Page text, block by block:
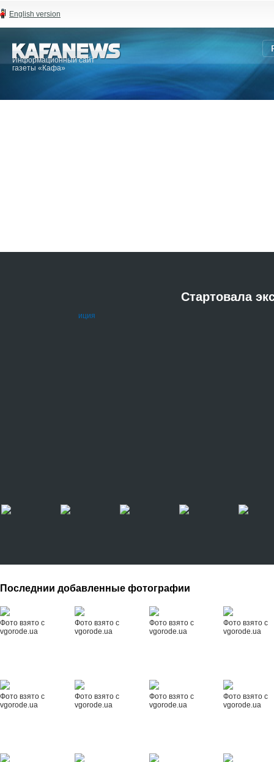
English version
Информационный сайт
газеты «Кафа»
Стартовала
Последнии добавленные фотографии
Фото взято с
vgorode.ua
Фото взято с
vgorode.ua
Фото взято с
vgorode.ua
Фото взято с
vgorode.ua
Фото взято с
vgorode.ua
Фото взято с
vgorode.ua
Фото взято с
vgorode.ua
Фото взято с
vgorode.ua